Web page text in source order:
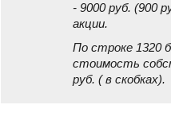
- 9000 руб. (900
акции.
По строке 1320
стоимость
руб. ( в скобках).